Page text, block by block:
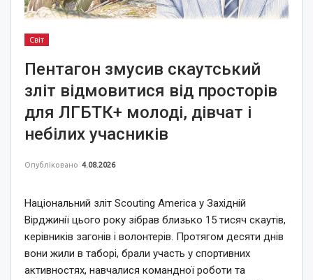
Світ
Пентагон змусив скаутський
зліт відмовитися від просторів
для ЛГБТК+ молоді, дівчат і
небілих учасників
Опубліковано 4.08.2026
Національний зліт Scouting America у Західній
Вірджинії цього року зібрав близько 15 тисяч скаутів,
керівників загонів і волонтерів. Протягом десяти днів
вони жили в таборі, брали участь у спортивних
активностях, навчалися командної роботи та